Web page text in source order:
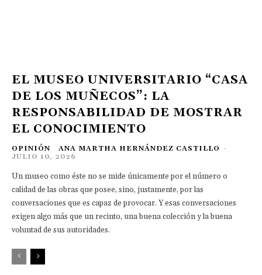
EL MUSEO UNIVERSITARIO “CASA
DE LOS MUÑECOS”: LA
RESPONSABILIDAD DE MOSTRAR
EL CONOCIMIENTO
OPINIÓN ANA MARTHA HERNÁNDEZ CASTILLO -
JULIO 10, 2026
Un museo como éste no se mide únicamente por el número o
calidad de las obras que posee, sino, justamente, por las
conversaciones que es capaz de provocar. Y esas conversaciones
exigen algo más que un recinto, una buena colección y la buena
voluntad de sus autoridades.